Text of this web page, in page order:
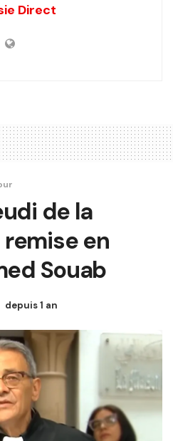
Direct
de la
en
Souab
depuis 1 an